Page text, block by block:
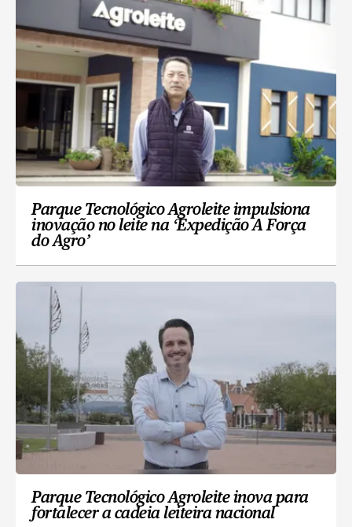
Parque Tecnológico Agroleite impulsiona
inovação no leite na ‘Expedição A Força
do Agro’
Parque Tecnológico Agroleite inova para
fortalecer a cadeia leiteira nacional